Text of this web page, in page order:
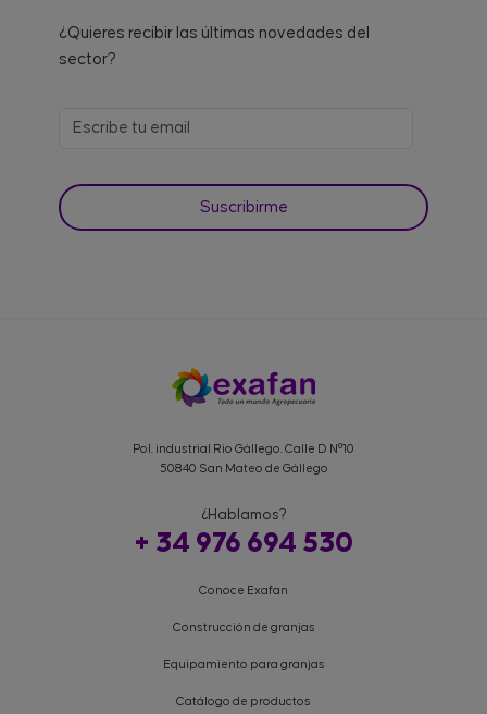
¿Quieres recibir las últimas novedades del
sector?
Pol. industrial Rio Gállego. Calle D Nº10
50840 San Mateo de Gállego
¿Hablamos?
+ 34 976 694 530
Conoce Exafan
Construcción de granjas
Equipamiento para granjas
Catálogo de productos